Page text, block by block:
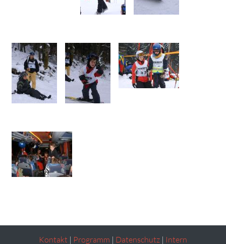
Kontakt | Programm | Datenschutz | Intern